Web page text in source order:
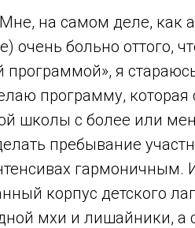
Мне, на самом деле, как
очень больно оттого,
программой», я
программу,
школы с более или
пребывание
гармоничным.
корпус детского
мхи и лишайники, а